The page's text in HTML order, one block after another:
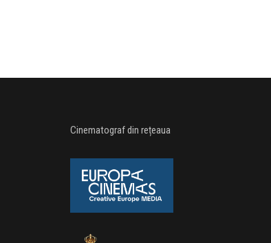
Cinematograf din rețeaua